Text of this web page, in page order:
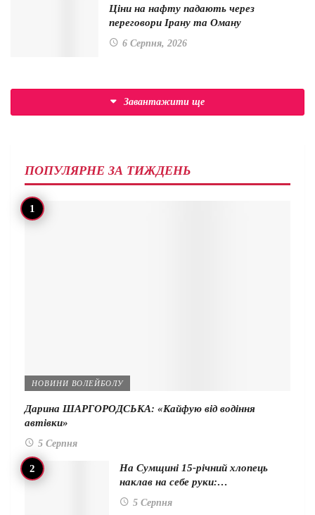
Ціни на нафту падають через
переговори Ірану та Оману
6 Серпня, 2026
Завантажити ще
ПОПУЛЯРНЕ ЗА ТИЖДЕНЬ
НОВИНИ ВОЛЕЙБОЛУ
Дарина ШАРГОРОДСЬКА: «Кайфую від водіння
автівки»
5 Серпня
На Сумщині 15-річний хлопець
наклав на себе руки:…
5 Серпня